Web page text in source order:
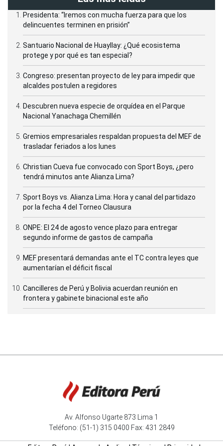
Presidenta: “Iremos con mucha fuerza para que los
delincuentes terminen en prisión”
Santuario Nacional de Huayllay: ¿Qué ecosistema
protege y por qué es tan especial?
Congreso: presentan proyecto de ley para impedir que
alcaldes postulen a regidores
Descubren nueva especie de orquídea en el Parque
Nacional Yanachaga Chemillén
Gremios empresariales respaldan propuesta del MEF de
trasladar feriados a los lunes
Christian Cueva fue convocado con Sport Boys, ¿pero
tendrá minutos ante Alianza Lima?
Sport Boys vs. Alianza Lima: Hora y canal del partidazo
por la fecha 4 del Torneo Clausura
ONPE: El 24 de agosto vence plazo para entregar
segundo informe de gastos de campaña
MEF presentará demandas ante el TC contra leyes que
aumentarían el déficit fiscal
Cancilleres de Perú y Bolivia acuerdan reunión en
frontera y gabinete binacional este año
Av. Alfonso Ugarte 873 Lima 1
Teléfono: (51-1) 315 0400 Fax: 431 2849